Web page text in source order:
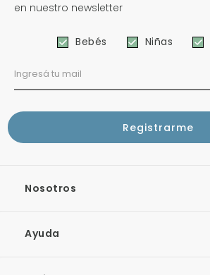
en nuestro newsletter
Bebés Niñas
Nosotros
Ayuda